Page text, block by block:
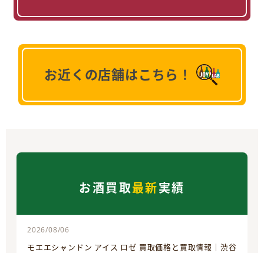
お近くの店舗はこちら！
お酒買取最新実績
2026/08/06
モエエシャンドン アイス ロゼ 買取価格と買取情報｜渋谷